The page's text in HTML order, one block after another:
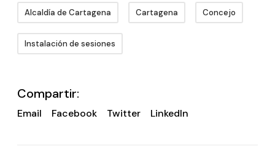
Alcaldía de Cartagena Cartagena Concejo
Instalación de sesiones
Compartir:
Email Facebook Twitter LinkedIn